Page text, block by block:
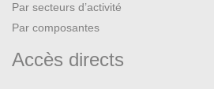
Par secteurs d’activité
Par composantes
Accès directs